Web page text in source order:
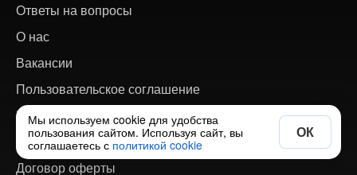
Ответы на вопросы
О нас
Вакансии
Пользовательское соглашение
Политика обработки персональных данных
Политика обработки cookie
Договор оферты
Мы используем cookie для удобства
пользования сайтом. Используя сайт, вы
соглашаетесь с политикой cookie
ОК